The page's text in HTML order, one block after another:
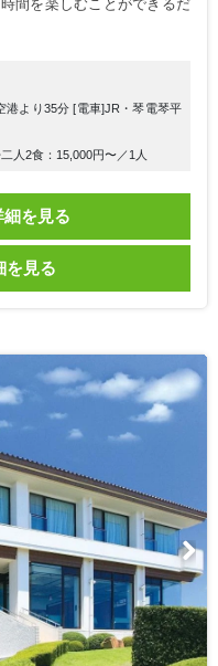
間を楽しむことができるだ
港より35分 [電車]JR・琴電琴平
人2食：15,000円〜／1人
を見る
を見る